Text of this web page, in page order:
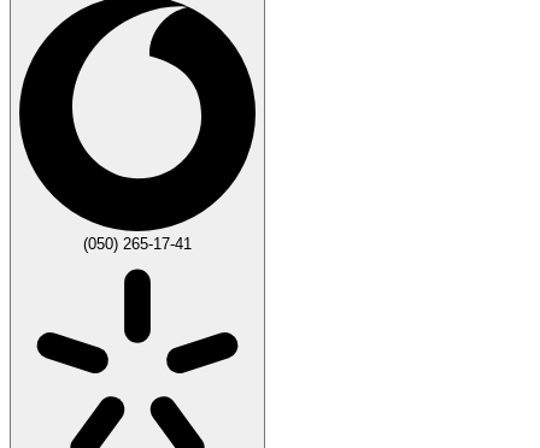
(050) 265-17-41